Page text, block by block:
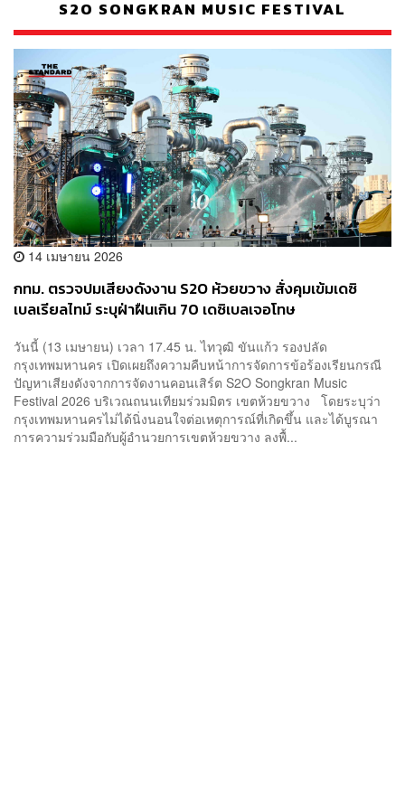
S2O SONGKRAN MUSIC FESTIVAL
14 เมษายน 2026
กทม. ตรวจปมเสียงดังงาน S2O ห้วยขวาง สั่งคุมเข้มเดซิ
เบลเรียลไทม์ ระบุฝ่าฝืนเกิน 70 เดซิเบลเจอโทษ
วันนี้ (13 เมษายน) เวลา 17.45 น. ไทวุฒิ ขันแก้ว รองปลัด
กรุงเทพมหานคร เปิดเผยถึงความคืบหน้าการจัดการข้อร้องเรียนกรณี
ปัญหาเสียงดังจากการจัดงานคอนเสิร์ต S2O Songkran Music
Festival 2026 บริเวณถนนเทียมร่วมมิตร เขตห้วยขวาง โดยระบุว่า
กรุงเทพมหานครไม่ได้นิ่งนอนใจต่อเหตุการณ์ที่เกิดขึ้น และได้บูรณา
การความร่วมมือกับผู้อำนวยการเขตห้วยขวาง ลงพื้...